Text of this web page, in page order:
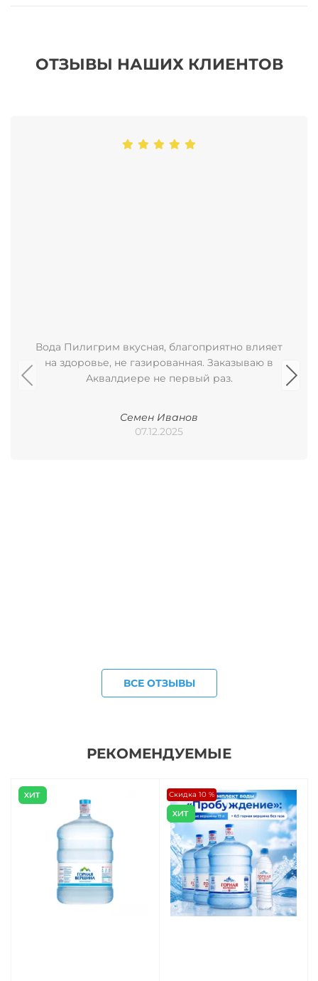
ОТЗЫВЫ НАШИХ КЛИЕНТОВ
Вода Пилигрим вкусная, благоприятно влияет
на здоровье, не газированная. Заказываю в
Аквалдиере не первый раз.
Семен Иванов
07.12.2025
ВСЕ ОТЗЫВЫ
РЕКОМЕНДУЕМЫЕ
Скидка 10 %